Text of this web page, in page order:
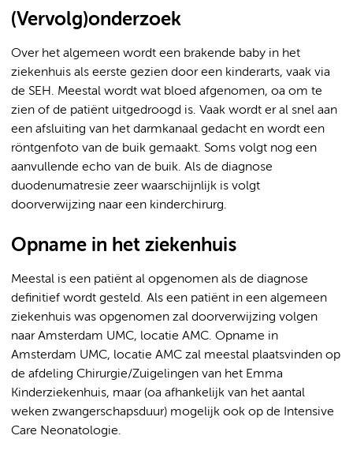
(Vervolg)onderzoek
Over het algemeen wordt een brakende baby in het
ziekenhuis als eerste gezien door een kinderarts, vaak via
de SEH. Meestal wordt wat bloed afgenomen, oa om te
zien of de patiënt uitgedroogd is. Vaak wordt er al snel aan
een afsluiting van het darmkanaal gedacht en wordt een
röntgenfoto van de buik gemaakt. Soms volgt nog een
aanvullende echo van de buik. Als de diagnose
duodenumatresie zeer waarschijnlijk is volgt
doorverwijzing naar een kinderchirurg.
Opname in het ziekenhuis
Meestal is een patiënt al opgenomen als de diagnose
definitief wordt gesteld. Als een patiënt in een algemeen
ziekenhuis was opgenomen zal doorverwijzing volgen
naar Amsterdam UMC, locatie AMC. Opname in
Amsterdam UMC, locatie AMC zal meestal plaatsvinden op
de afdeling Chirurgie/Zuigelingen van het Emma
Kinderziekenhuis, maar (oa afhankelijk van het aantal
weken zwangerschapsduur) mogelijk ook op de Intensive
Care Neonatologie.